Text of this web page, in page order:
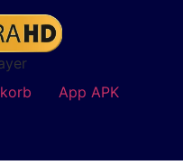
App APK